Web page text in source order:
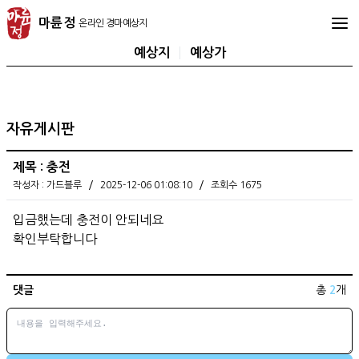
마
륜
온
경
지
마륜정
예상지 예상가
자유게시판
제목 : 충전
작성자 : 가드블루 / 2025-12-06 01:08:10 / 조회수 1675
입금했는데 충전이 안되네요
확인부탁합니다
댓글 총 2개